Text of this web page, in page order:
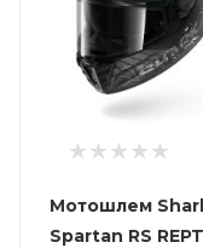
Мотошлем
Spartan RS